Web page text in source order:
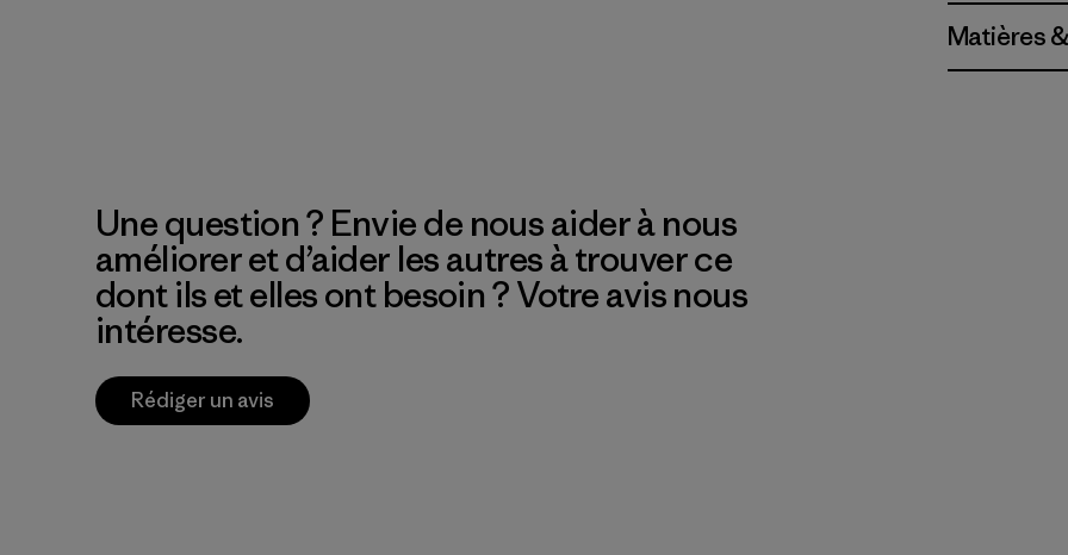
Matières
Une question ? Envie de nous aider à nous
améliorer et d’aider les autres à trouver ce
dont ils et elles ont besoin ? Votre avis nous
intéresse.
Rédiger un avis